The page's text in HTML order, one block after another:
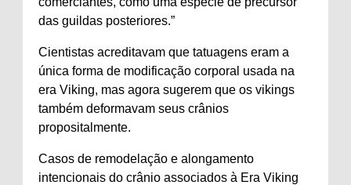
das guildas posteriores.”
Cientistas acreditavam que tatuagens eram a
única forma de modificação corporal usada na
era Viking, mas agora sugerem que os vikings
também deformavam seus crânios
propositalmente.
Casos de remodelação e alongamento
intencionais do crânio associados à Era Viking